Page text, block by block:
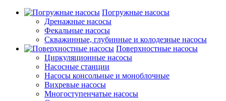
Погружные насосы
Дренажные насосы
Фекальные насосы
Скважинные, глубинные и колодезные насосы
Поверхностные насосы
Циркуляционные насосы
Насосные станции
Насосы консольные и моноблочные
Вихревые насосы
Многоступенчатые насосы